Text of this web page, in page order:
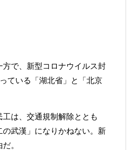
で、新型コロナウイルス封
ている「湖北省」と「北京
は、交通規制解除ととも
武漢」になりかねない。新
。